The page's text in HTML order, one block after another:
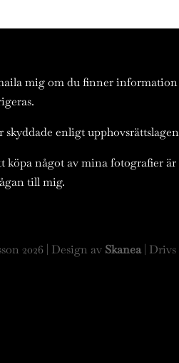
mig om du finner information
enligt
köpa något av mina fotografier
till mig.
2026 | Design av Skanea| Drivs